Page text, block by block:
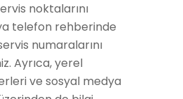
noktalarını
telefon rehberinde
numaralarını
Ayrıca, yerel
ve sosyal medya